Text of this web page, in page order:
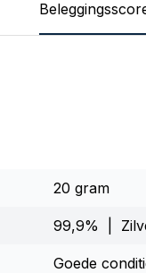
20 gram
99,9% |
Goede